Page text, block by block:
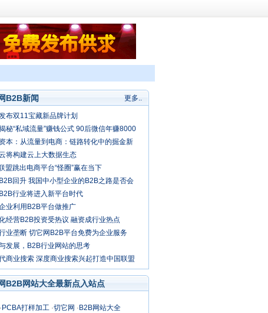
更多..
B2B新闻
布双11宝藏新品牌计划
秘“私域流量”赚钱公式 90后微信年赚8000
本：从流量到电商：链路转化中的掘金新
将构建云上大数据生态
盟跳出电商平台“怪圈”赢在当下
回升 我国中小型企业的B2B之路是否会
天？行业将进入新平台时代
业利用B2B平台做推广
经营B2B投资受热议 融资成行业热点
业垄断 切它网B2B平台免费为企业服务
发展，B2B行业网站的思考
商业搜索 深度商业搜索兴起打造中国联盟
B2B网站大全最新点入站点
· PCBA打样加工·切它网 · B2B网站大全